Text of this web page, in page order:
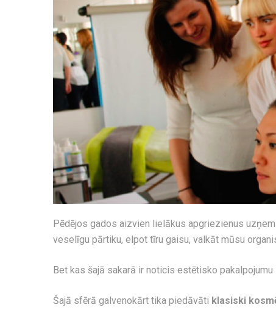
Pēdējos gados aizvien lielākus apgriezienus
veselīgu pārtiku, elpot tīru gaisu, valkāt mūsu
Bet kas šajā sakarā ir noticis estētisko
Šajā sfērā galvenokārt tika piedāvāti klasiski